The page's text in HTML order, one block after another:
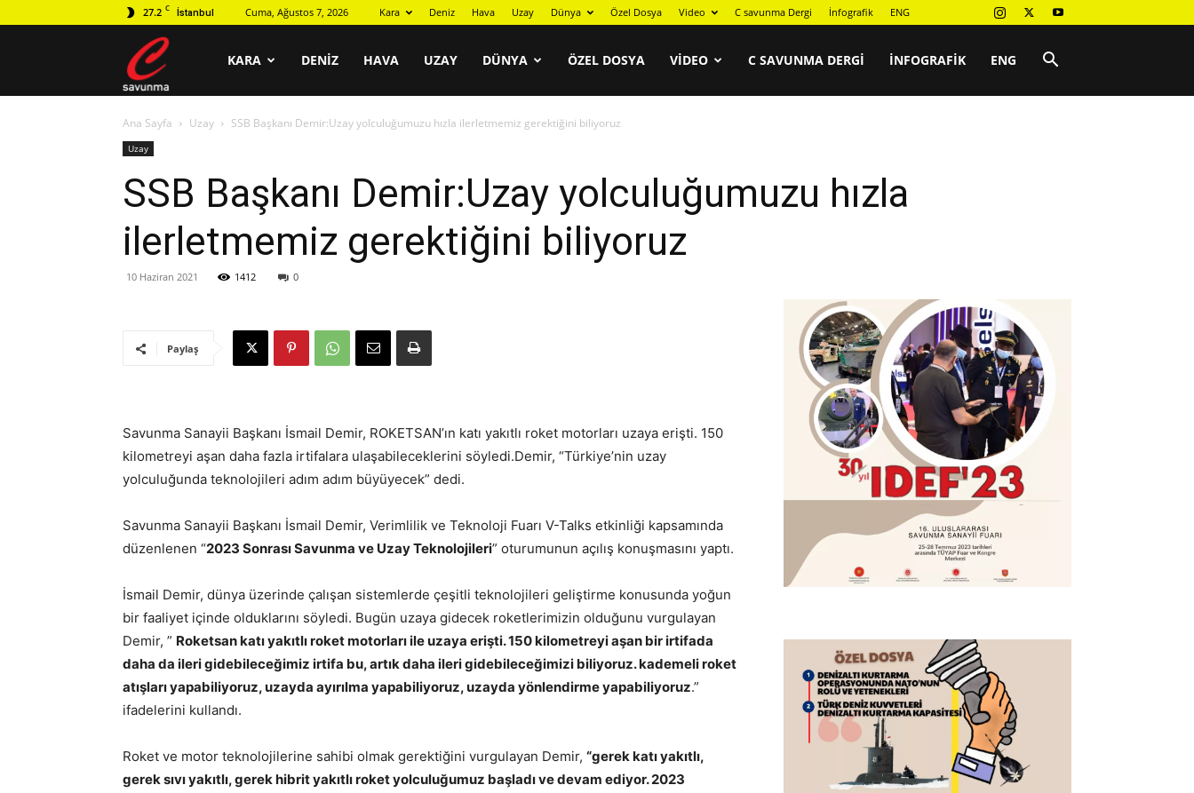
27.2 C İstanbul Cuma, Ağustos 7, 2026 Kara Deniz Hava Uzay Dünya Özel Dosya Video C savunma Dergi İnfografik ENG
savunma
KARA DENIZ HAVA UZAY DÜNYA ÖZEL DOSYA VIDEO C SAVUNMA DERGI İNFOGRAFIK ENG
Ana Sayfa Uzay SSB Başkanı Demir:Uzay yolculuğumuzu hızla ilerletmemiz gerektiğini biliyoruz
Uzay
SSB Başkanı Demir:Uzay yolculuğumuzu hızla
ilerletmemiz gerektiğini biliyoruz
10 Haziran 2021 1412 0
Paylaş
Savunma Sanayii Başkanı İsmail Demir, ROKETSAN’ın katı yakıtlı roket motorları uzaya erişti. 150
kilometreyi aşan daha fazla irtifalara ulaşabileceklerini söyledi.Demir, “Türkiye’nin uzay
yolculuğunda teknolojileri adım adım büyüyecek” dedi.
Savunma Sanayii Başkanı İsmail Demir, Verimlilik ve Teknoloji Fuarı V-Talks etkinliği kapsamında
düzenlenen “2023 Sonrası Savunma ve Uzay Teknolojileri” oturumunun açılış konuşmasını yaptı.
İsmail Demir, dünya üzerinde çalışan sistemlerde çeşitli teknolojileri geliştirme konusunda yoğun
bir faaliyet içinde olduklarını söyledi. Bugün uzaya gidecek roketlerimizin olduğunu vurgulayan
Demir, ” Roketsan katı yakıtlı roket motorları ile uzaya erişti. 150 kilometreyi aşan bir irtifada
daha da ileri gidebileceğimiz irtifa bu, artık daha ileri gidebileceğimizi biliyoruz. kademeli roket
atışları yapabiliyoruz, uzayda ayırılma yapabiliyoruz, uzayda yönlendirme yapabiliyoruz.”
ifadelerini kullandı.
Roket ve motor teknolojilerine sahibi olmak gerektiğini vurgulayan Demir, “gerek katı yakıtlı,
gerek sıvı yakıtlı, gerek hibrit yakıtlı roket yolculuğumuz başladı ve devam ediyor. 2023